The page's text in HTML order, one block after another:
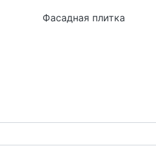
Фасадная плитка